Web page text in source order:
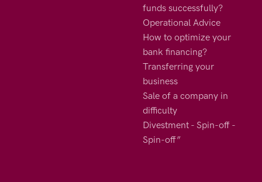
funds successfully?
Operational Advice
How to optimize your
bank financing?
Transferring your
business
Sale of a company in
difficulty
Divestment - Spin-off -
Spin-off”